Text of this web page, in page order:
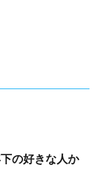
の好きな人か